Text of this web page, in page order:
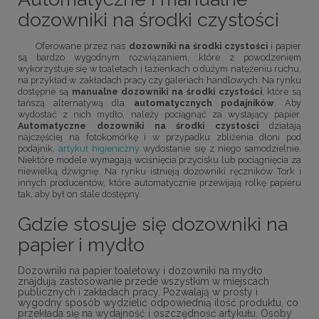
dozowniki na środki czystości
Oferowane przez nas dozowniki na środki czystościi papier
są bardzo wygodnym rozwiązaniem, które z powodzeniem
wykorzystuje się w toaletach i łazienkach o dużym natężeniu ruchu,
na przykład w zakładach pracy czy galeriach handlowych. Na rynku
dostępne są manualne dozowniki na środki czystości, które są
tańszą alternatywą dla automatycznych podajników. Aby
wydostać z nich mydło, należy pociągnąć za wystający papier.
Automatyczne dozowniki na środki czystości działają
najczęściej na fotokomórkę i w przypadku zbliżenia dłoni pod
podajnik,artykuł higieniczny wydostanie się z niego samodzielnie.
Niektóre modele wymagają wciśnięcia przycisku lub pociągnięcia za
niewielką dźwignię. Na rynku istnieją dozowniki ręczników Tork i
innych producentów, które automatycznie przewijają rolkę papieru
tak, aby był on stale dostępny.
Gdzie stosuje się dozowniki na
papier i mydło
Dozowniki na papier toaletowy i dozowniki na mydło
znajdują zastosowanie przede wszystkim w miejscach
publicznych i zakładach pracy. Pozwalają w prosty i
wygodny sposób wydzielić odpowiednią ilość produktu, co
przekłada się na wydajność i oszczędność artykułu. Osoby